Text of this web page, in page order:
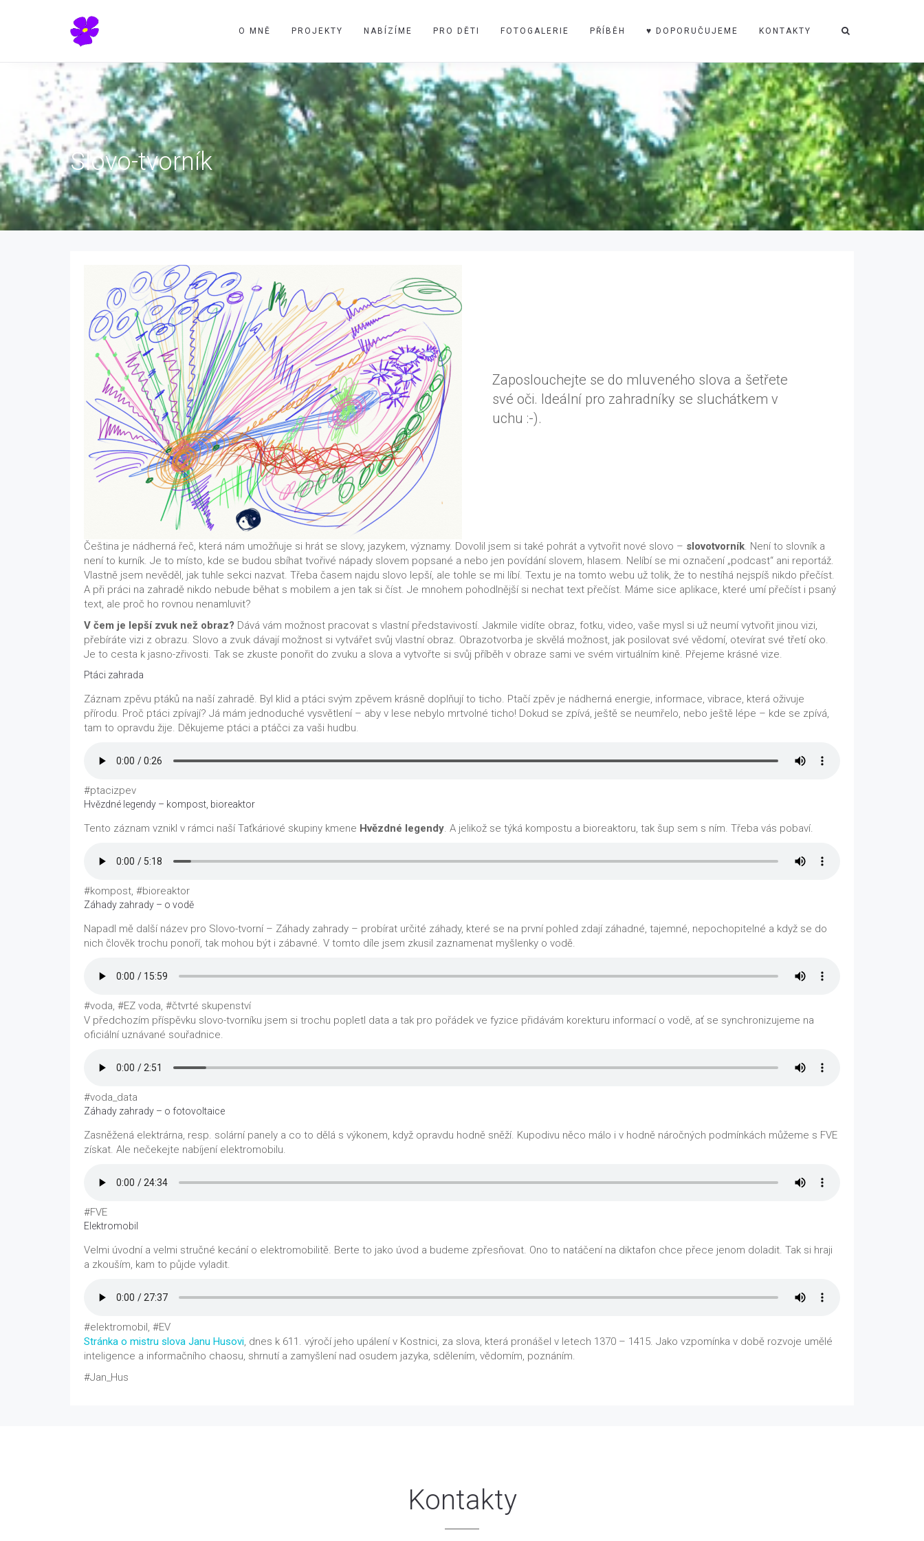
O MNĚ PROJEKTY NABÍZÍME PRO DĚTI FOTOGALERIE PŘÍBĚH ♥ DOPORUČUJEME KONTAKTY
Slovo-tvorník
Zaposlouchejte se do mluveného slova a šetřete
své oči. Ideální pro zahradníky se sluchátkem v
uchu :-).
Čeština je nádherná řeč, která nám umožňuje si hrát se slovy, jazykem, významy. Dovolil jsem si také pohrát a vytvořit nové slovo – slovotvorník. Není to slovník a
není to kurník. Je to místo, kde se budou sbíhat tvořivé nápady slovem popsané a nebo jen povídání slovem, hlasem. Nelíbí se mi označení „podcast“ ani reportáž.
Vlastně jsem nevěděl, jak tuhle sekci nazvat. Třeba časem najdu slovo lepší, ale tohle se mi líbí. Textu je na tomto webu už tolik, že to nestíhá nejspíš nikdo přečíst.
A při práci na zahradě nikdo nebude běhat s mobilem a jen tak si číst. Je mnohem pohodlnější si nechat text přečíst. Máme sice aplikace, které umí přečíst i psaný
text, ale proč ho rovnou nenamluvit?
V čem je lepší zvuk než obraz? Dává vám možnost pracovat s vlastní představivostí. Jakmile vidíte obraz, fotku, video, vaše mysl si už neumí vytvořit jinou vizi,
přebíráte vizi z obrazu. Slovo a zvuk dávají možnost si vytvářet svůj vlastní obraz. Obrazotvorba je skvělá možnost, jak posilovat své vědomí, otevírat své třetí oko.
Je to cesta k jasno-zřivosti. Tak se zkuste ponořit do zvuku a slova a vytvořte si svůj příběh v obraze sami ve svém virtuálním kině. Přejeme krásné vize.
Ptáci zahrada
Záznam zpěvu ptáků na naší zahradě. Byl klid a ptáci svým zpěvem krásně doplňují to ticho. Ptačí zpěv je nádherná energie, informace, vibrace, která oživuje
přírodu. Proč ptáci zpívají? Já mám jednoduché vysvětlení – aby v lese nebylo mrtvolné ticho! Dokud se zpívá, ještě se neumřelo, nebo ještě lépe – kde se zpívá,
tam to opravdu žije. Děkujeme ptáci a ptáčci za vaši hudbu.
#ptacizpev
Hvězdné legendy – kompost, bioreaktor
Tento záznam vznikl v rámci naší Taťkáriové skupiny kmene Hvězdné legendy. A jelikož se týká kompostu a bioreaktoru, tak šup sem s ním. Třeba vás pobaví.
#kompost, #bioreaktor
Záhady zahrady – o vodě
Napadl mě další název pro Slovo-tvorní – Záhady zahrady – probírat určité záhady, které se na první pohled zdají záhadné, tajemné, nepochopitelné a když se do
nich člověk trochu ponoří, tak mohou být i zábavné. V tomto díle jsem zkusil zaznamenat myšlenky o vodě.
#voda, #EZ voda, #čtvrté skupenství
V předchozím příspěvku slovo-tvorníku jsem si trochu popletl data a tak pro pořádek ve fyzice přidávám korekturu informací o vodě, ať se synchronizujeme na
oficiální uznávané souřadnice.
#voda_data
Záhady zahrady – o fotovoltaice
Zasněžená elektrárna, resp. solární panely a co to dělá s výkonem, když opravdu hodně sněží. Kupodivu něco málo i v hodně náročných podmínkách můžeme s FVE
získat. Ale nečekejte nabíjení elektromobilu.
#FVE
Elektromobil
Velmi úvodní a velmi stručné kecání o elektromobilitě. Berte to jako úvod a budeme zpřesňovat. Ono to natáčení na diktafon chce přece jenom doladit. Tak si hraji
a zkouším, kam to půjde vyladit.
#elektromobil, #EV
Stránka o mistru slova Janu Husovi, dnes k 611. výročí jeho upálení v Kostnici, za slova, která pronášel v letech 1370 – 1415. Jako vzpomínka v době rozvoje umělé
inteligence a informačního chaosu, shrnutí a zamyšlení nad osudem jazyka, sdělením, vědomím, poznáním.
#Jan_Hus
Kontakty